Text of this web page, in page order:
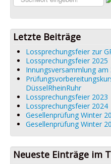
Impressum
Letzte Beiträge
Lossprechungsfeier zur
Lossprechungsfeier 2025
Innungsversammlung am
DüsselRheinRuhr
Lossprechungsfeier 2023
Lossprechungsfeier 2024
Gesellenprüfung Winter
Gesellenprüfung Winter
Neueste Einträge im